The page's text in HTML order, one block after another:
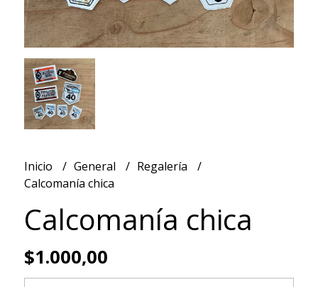
Inicio General
Regalería
Calcomanía chica
Calcomanía chica
$1.000,00